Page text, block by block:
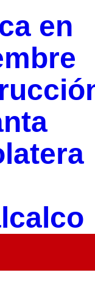
en